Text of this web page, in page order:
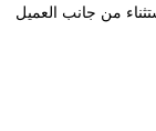
من جانب العميل